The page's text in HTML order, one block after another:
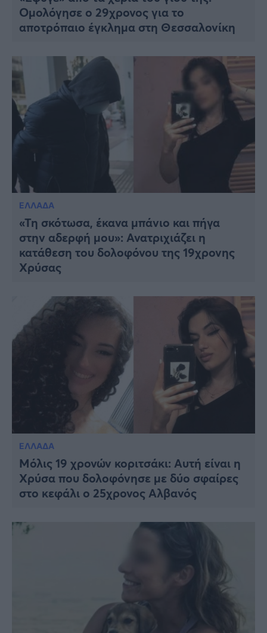
Ομολόγησε ο 29χρονος για το
αποτρόπαιο έγκλημα στη Θεσσαλονίκη
ΕΛΛΑΔΑ
«Τη σκότωσα, έκανα μπάνιο και πήγα
στην αδερφή μου»: Ανατριχιάζει η
κατάθεση του δολοφόνου της 19χρονης
Χρύσας
ΕΛΛΑΔΑ
Μόλις 19 χρονών κοριτσάκι: Αυτή είναι η
Χρύσα που δολοφόνησε με δύο σφαίρες
στο κεφάλι ο 25χρονος Aλβανός